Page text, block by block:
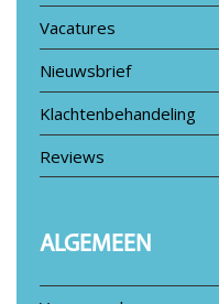
Vacatures
Nieuwsbrief
Klachtenbehandeling
Reviews
ALGEMEEN